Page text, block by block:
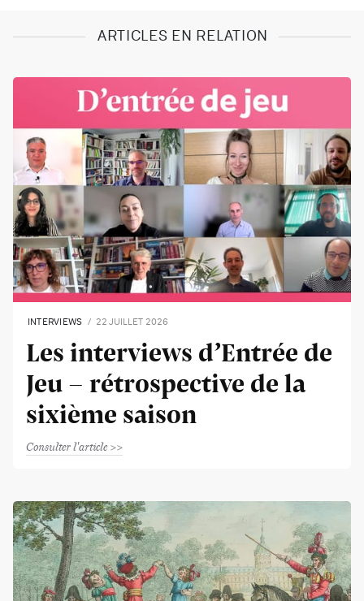
ARTICLES EN RELATION
INTERVIEWS 22 JUILLET 2026
Les interviews d’Entrée de
Jeu - rétrospective de la
sixième saison
Consulter l'article